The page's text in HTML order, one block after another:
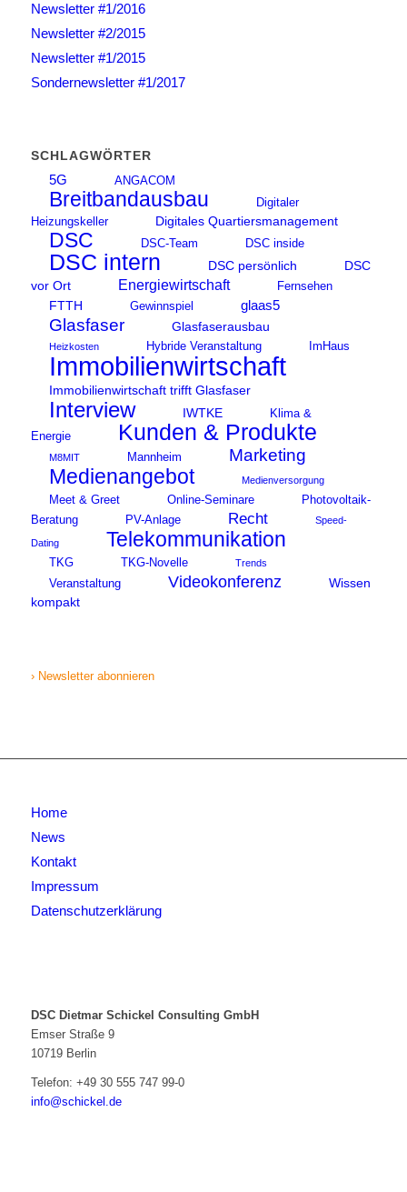
Newsletter #1/2016
Newsletter #2/2015
Newsletter #1/2015
Sondernewsletter #1/2017
SCHLAGWÖRTER
5G ANGACOM
Breitbandausbau
Digitaler
Heizungskeller
Digitales Quartiersmanagement
DSC DSC-Team DSC inside
DSC intern DSC persönlich
DSC
vor Ort
Energiewirtschaft Fernsehen
FTTH Gewinnspiel glaas5
Glasfaser Glasfaserausbau
Heizkosten Hybride Veranstaltung ImHaus
Immobilienwirtschaft
Immobilienwirtschaft trifft Glasfaser
Interview IWTKE
Klima &
Energie
Kunden & Produkte
M8MIT Mannheim Marketing
Medienangebot Medienversorgung
Meet & Greet Online-Seminare
Photovoltaik-
Beratung
PV-Anlage Recht Speed-
Dating Telekommunikation
TKG TKG-Novelle Trends
Veranstaltung Videokonferenz
Wissen
kompakt
› Newsletter abonnieren
Home
News
Kontakt
Impressum
Datenschutzerklärung
DSC Dietmar Schickel Consulting GmbH
Emser Straße 9
10719 Berlin
Telefon: +49 30 555 747 99-0
info@schickel.de